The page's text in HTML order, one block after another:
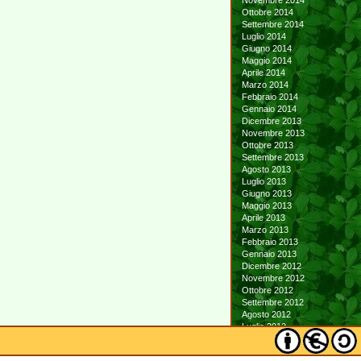
Ottobre 2014
Settembre 2014
Luglio 2014
Giugno 2014
Maggio 2014
Aprile 2014
Marzo 2014
Febbraio 2014
Gennaio 2014
Dicembre 2013
Novembre 2013
Ottobre 2013
Settembre 2013
Agosto 2013
Luglio 2013
Giugno 2013
Maggio 2013
Aprile 2013
Marzo 2013
Febbraio 2013
Gennaio 2013
Dicembre 2012
Novembre 2012
Ottobre 2012
Settembre 2012
Agosto 2012
Luglio 2012
Giugno 2012
Maggio 2012